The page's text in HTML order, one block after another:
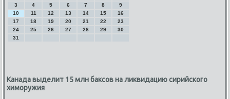
3
4 5 6 7 8
9
10
11 12 13 14 15
16
17
18 19 20 21 22
23
24
25 26 27 28 29
30
31
Канада выделит 15 млн баксов на ликвидацию сирийского
химоружия